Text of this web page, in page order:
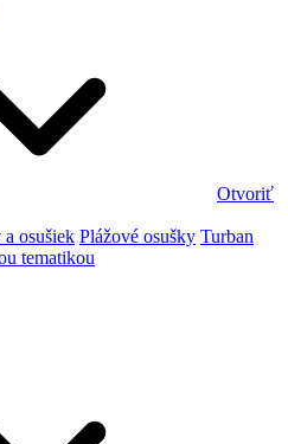
Otvoriť
osušiek Plážové osušky Turban
tematikou